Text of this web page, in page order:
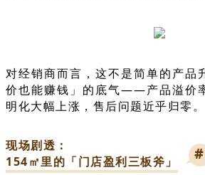
对经销商而言，这不是简单的产品
价也能赚钱」的底气——产品溢价
明化大幅上涨，售后问题近乎归零。
现场剧透：
154㎡里的「门店盈利三板斧」
#